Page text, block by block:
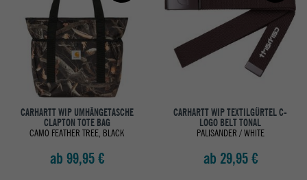
CARHARTT WIP UMHÄNGETASCHE
CLAPTON TOTE BAG
CAMO FEATHER TREE, BLACK
ab 99,95 €
CARHARTT WIP TEXTILGÜRTEL C-
LOGO BELT TONAL
PALISANDER / WHITE
ab 29,95 €